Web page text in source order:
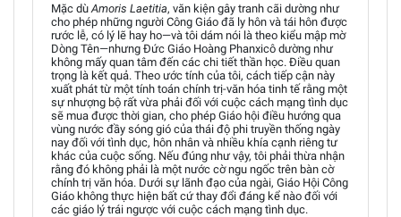
Mặc dù Amoris Laetitia, văn kiện gây tranh cãi dường như
cho phép những người Công Giáo đã ly hôn và tái hôn được
rước lễ, có lý lẽ hay ho—và tôi dám nói là theo kiểu mập mờ
Dòng Tên—nhưng Đức Giáo Hoàng Phanxicô dường như
không mấy quan tâm đến các chi tiết thần học. Điều quan
trọng là kết quả. Theo ước tính của tôi, cách tiếp cận này
xuất phát từ một tính toán chính trị-văn hóa tinh tế rằng một
sự nhượng bộ rất vừa phải đối với cuộc cách mạng tình dục
sẽ mua được thời gian, cho phép Giáo hội điều hướng qua
vùng nước đầy sóng gió của thái độ phi truyền thống ngày
nay đối với tình dục, hôn nhân và nhiều khía cạnh riêng tư
khác của cuộc sống. Nếu đúng như vậy, tôi phải thừa nhận
rằng đó không phải là một nước cờ ngu ngốc trên bàn cờ
chính trị văn hóa. Dưới sự lãnh đạo của ngài, Giáo Hội Công
Giáo không thực hiện bất cứ thay đổi đáng kể nào đối với
các giáo lý trái ngược với cuộc cách mạng tình dục.